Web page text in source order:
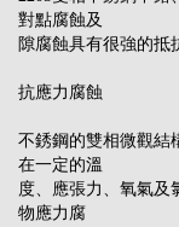
對點腐蝕及
隙腐蝕具有很強的抵
抗應力腐蝕
不銹鋼的雙相微觀結
在一定的溫
度、應張力、氧氣及
物應力腐